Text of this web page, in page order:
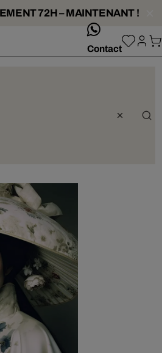
72H – MAINTENANT !
Contact